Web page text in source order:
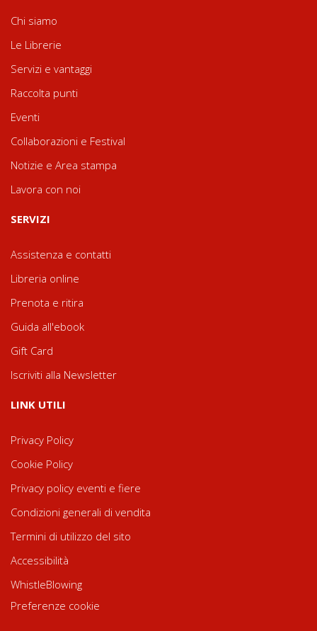
Chi siamo
Le Librerie
Servizi e vantaggi
Raccolta punti
Eventi
Collaborazioni e Festival
Notizie e Area stampa
Lavora con noi
SERVIZI
Assistenza e contatti
Libreria online
Prenota e ritira
Guida all'ebook
Gift Card
Iscriviti alla Newsletter
LINK UTILI
Privacy Policy
Cookie Policy
Privacy policy eventi e fiere
Condizioni generali di vendita
Termini di utilizzo del sito
Accessibilità
WhistleBlowing
Preferenze cookie